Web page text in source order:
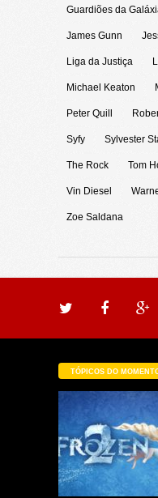
Guardiões da
James Gunn
Liga da Justiça
Michael Keaton
Peter Quill
Syfy Sylvester
The Rock Tom
Vin Diesel
Zoe Saldana
TÓPICOS DO